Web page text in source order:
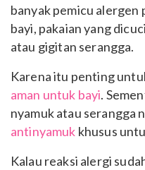
banyak pemicu alergen
bayi, pakaian yang
atau gigitan serangga.
Karena itu penting
aman untuk bayi.
nyamuk atau serangga
antinyamuk khusus
Kalau reaksi alergi